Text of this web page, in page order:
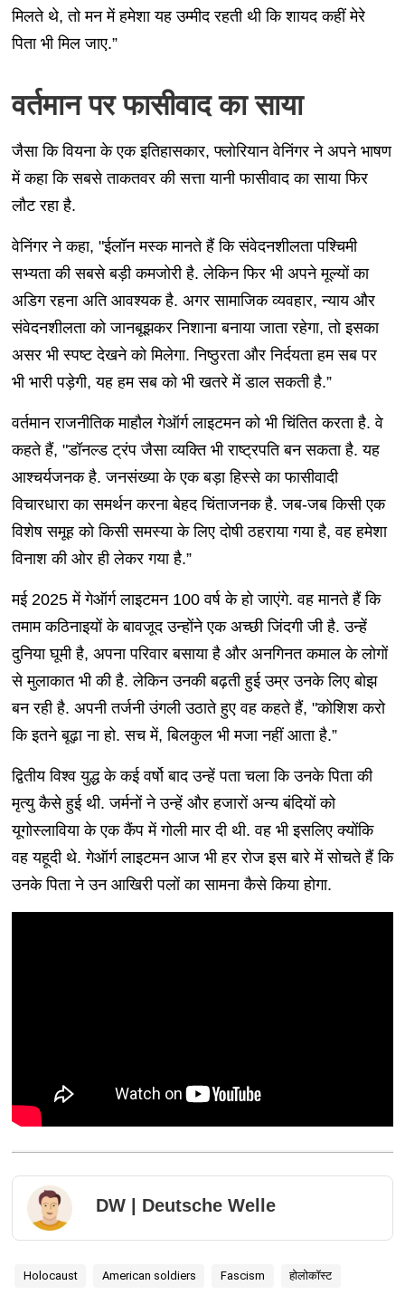
मिलते थे, तो मन में हमेशा यह उम्मीद रहती थी कि शायद कहीं मेरे
पिता भी मिल जाए.”
वर्तमान पर फासीवाद का साया
जैसा कि वियना के एक इतिहासकार, फ्लोरियान वेनिंगर ने अपने भाषण
में कहा कि सबसे ताकतवर की सत्ता यानी फासीवाद का साया फिर
लौट रहा है.
वेनिंगर ने कहा, "ईलॉन मस्क मानते हैं कि संवेदनशीलता पश्चिमी
सभ्यता की सबसे बड़ी कमजोरी है. लेकिन फिर भी अपने मूल्यों का
अडिग रहना अति आवश्यक है. अगर सामाजिक व्यवहार, न्याय और
संवेदनशीलता को जानबूझकर निशाना बनाया जाता रहेगा, तो इसका
असर भी स्पष्ट देखने को मिलेगा. निष्ठुरता और निर्दयता हम सब पर
भी भारी पड़ेगी, यह हम सब को भी खतरे में डाल सकती है.”
वर्तमान राजनीतिक माहौल गेऑर्ग लाइटमन को भी चिंतित करता है. वे
कहते हैं, "डॉनल्ड ट्रंप जैसा व्यक्ति भी राष्ट्रपति बन सकता है. यह
आश्चर्यजनक है. जनसंख्या के एक बड़ा हिस्से का फासीवादी
विचारधारा का समर्थन करना बेहद चिंताजनक है. जब-जब किसी एक
विशेष समूह को किसी समस्या के लिए दोषी ठहराया गया है, वह हमेशा
विनाश की ओर ही लेकर गया है.”
मई 2025 में गेऑर्ग लाइटमन 100 वर्ष के हो जाएंगे. वह मानते हैं कि
तमाम कठिनाइयों के बावजूद उन्होंने एक अच्छी जिंदगी जी है. उन्हें
दुनिया घूमी है, अपना परिवार बसाया है और अनगिनत कमाल के लोगों
से मुलाकात भी की है. लेकिन उनकी बढ़ती हुई उम्र उनके लिए बोझ
बन रही है. अपनी तर्जनी उंगली उठाते हुए वह कहते हैं, "कोशिश करो
कि इतने बूढ़ा ना हो. सच में, बिलकुल भी मजा नहीं आता है.”
द्वितीय विश्व युद्ध के कई वर्षो बाद उन्हें पता चला कि उनके पिता की
मृत्यु कैसे हुई थी. जर्मनों ने उन्हें और हजारों अन्य बंदियों को
यूगोस्लाविया के एक कैंप में गोली मार दी थी. वह भी इसलिए क्योंकि
वह यहूदी थे. गेऑर्ग लाइटमन आज भी हर रोज इस बारे में सोचते हैं कि
उनके पिता ने उन आखिरी पलों का सामना कैसे किया होगा.
DW | Deutsche Welle
Holocaust American soldiers Fascism होलोकॉस्ट